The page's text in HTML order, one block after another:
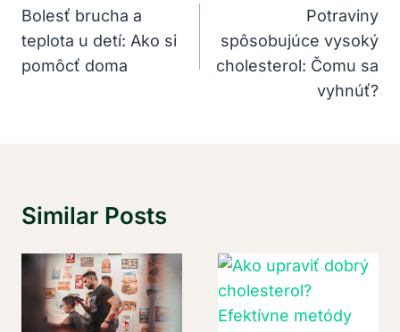
V
Článku
Bolesť brucha a
teplota u detí: Ako si
pomôcť doma
Potraviny
spôsobujúce vysoký
cholesterol: Čomu sa
vyhnúť?
Similar Posts